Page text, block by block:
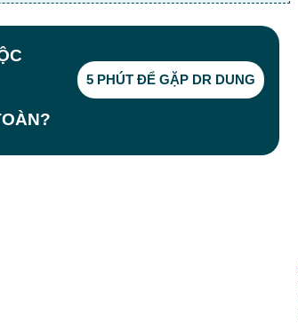
5 PHÚT ĐỂ GẶP DR DUNG